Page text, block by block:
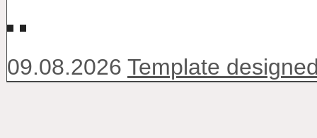
↑↑↑
09.08.2026 Template